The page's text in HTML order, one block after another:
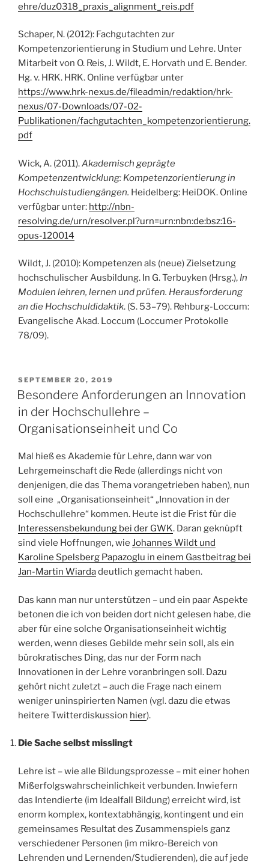
ehre/duz0318_praxis_alignment_reis.pdf
Schaper, N. (2012): Fachgutachten zur
Kompetenzorientierung in Studium und Lehre. Unter
Mitarbeit von O. Reis, J. Wildt, E. Horvath und E. Bender.
Hg. v. HRK. HRK. Online verfügbar unter
https://www.hrk-nexus.de/fileadmin/redaktion/hrk-
nexus/07-Downloads/07-02-
Publikationen/fachgutachten_kompetenzorientierung.
pdf
Wick, A. (2011).Akademisch geprägte
Kompetenzentwicklung: Kompetenzorientierung in
Hochschulstudiengängen. Heidelberg: HeiDOK. Online
verfügbar unter: http://nbn-
resolving.de/urn/resolver.pl?urn=urn:nbn:de:bsz:16-
opus-120014
Wildt, J. (2010): Kompetenzen als (neue) Zielsetzung
hochschulischer Ausbildung. In G. Terbuyken (Hrsg.), In
Modulen lehren, lernen und prüfen. Herausforderung
an die Hochschuldidaktik. (S. 53–79). Rehburg-Loccum:
Evangelische Akad. Loccum (Loccumer Protokolle
78/09).
VERÖFFENTLICHT
AM
SEPTEMBER 20, 2019
Besondere Anforderungen an Innovation
in der Hochschullehre –
Organisationseinheit und Co
Mal hieß es Akademie für Lehre, dann war von
Lehrgemeinschaft die Rede (allerdings nicht von
denjenigen, die das Thema vorangetrieben haben), nun
soll eine „Organisationseinheit“ „Innovation in der
Hochschullehre“ kommen. Heute ist die Frist für die
Interessensbekundung bei der GWK. Daran geknüpft
sind viele Hoffnungen, wie Johannes Wildt und
Karoline Spelsberg Papazoglu in einem Gastbeitrag bei
Jan-Martin Wiardadeutlich gemacht haben.
Das kann man nur unterstützen – und ein paar Aspekte
betonen die ich von beiden dort nicht gelesen habe, die
aber für eine solche Organisationseinheit wichtig
werden, wenn dieses Gebilde mehr sein soll, als ein
bürokratisches Ding, das nur der Form nach
Innovationen in der Lehre voranbringen soll. Dazu
gehört nicht zuletzt – auch die Frage nach einem
weniger uninspirierten Namen (vgl. dazu die etwas
heitere Twitterdiskussion hier).
Die Sache selbst misslingt
Lehre ist – wie alle Bildungsprozesse – mit einer hohen
Mißerfolgswahrscheinlichkeit verbunden. Inwiefern
das Intendierte (im Idealfall Bildung) erreicht wird, ist
enorm komplex, kontextabhängig, kontingent und ein
gemeinsames Resultat des Zusammenspiels ganz
verschiedener Personen (im mikro-Bereich von
Lehrenden und Lernenden/Studierenden), die auf jede